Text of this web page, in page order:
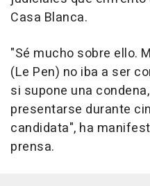
Casa Blanca.
"Sé mucho sobre ello.
(Le Pen) no iba a ser
si supone una
presentarse durante
candidata", ha
prensa.